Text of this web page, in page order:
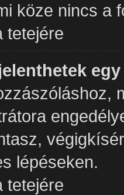
köze nincs a
tetejére
lépéseken.
tetejére